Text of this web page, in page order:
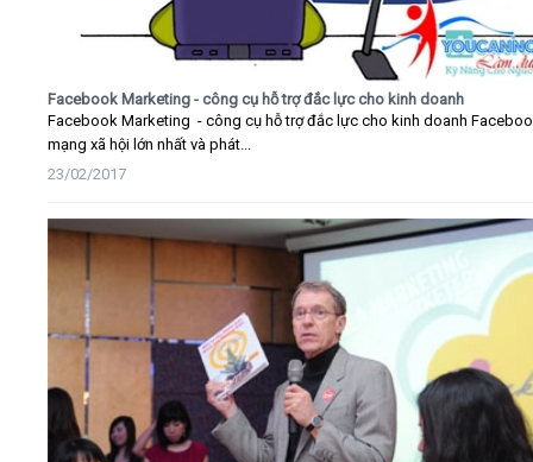
Facebook Marketing - công cụ hỗ trợ đắc lực cho kinh doanh
Facebook Marketing - công cụ hỗ trợ đắc lực cho kinh doanh
mạng xã hội lớn nhất và phát...
23/02/2017